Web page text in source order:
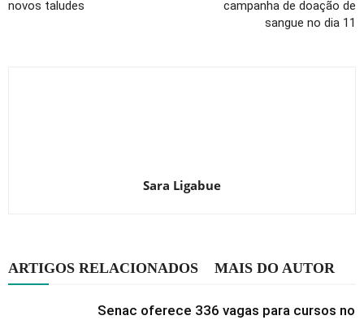
novos taludes
campanha de doação de
sangue no dia 11
Sara Ligabue
ARTIGOS RELACIONADOS MAIS DO AUTOR
Senac oferece 336 vagas para cursos no